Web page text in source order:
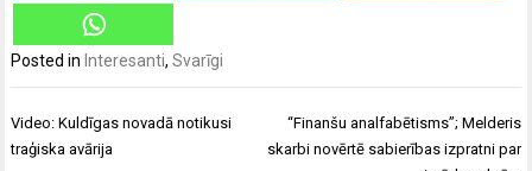
Posted in Interesanti,Svarīgi
Ziņu
izvēlne
Video: Kuldīgas novadā notikusi
traģiska avārija
“Finanšu analfabētisms”; Melderis
skarbi novērtē sabierības izpratni par